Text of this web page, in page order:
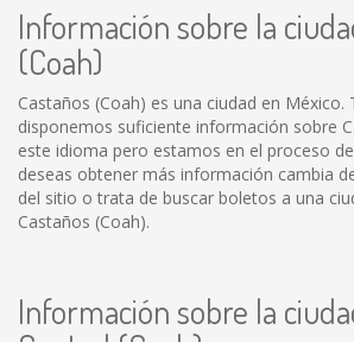
Información sobre la
(Coah)
Castaños (Coah) es una ciudad en México.
disponemos suficiente información sobre
este idioma pero estamos en el proceso
deseas obtener más información cambia
del sitio o trata de buscar boletos a una
Castaños (Coah).
Información sobre la